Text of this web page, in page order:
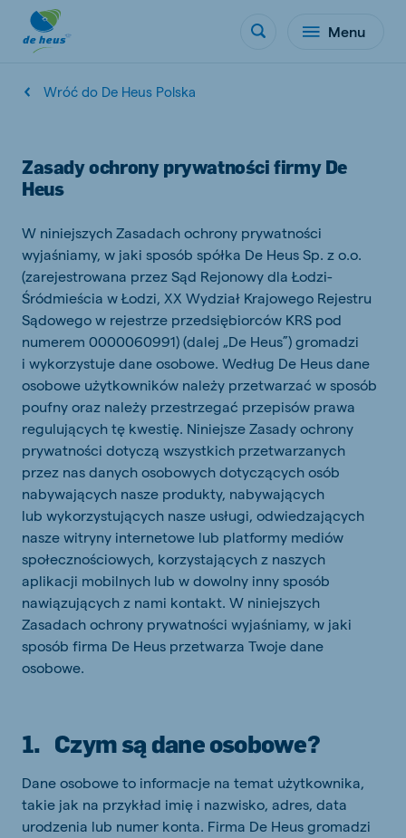
Menu
Wróć do De Heus Polska
Zasady ochrony prywatności firmy De
Heus
W niniejszych Zasadach ochrony prywatności
wyjaśniamy, w jaki sposób spółka De Heus Sp. z o.o.
(zarejestrowana przez Sąd Rejonowy dla Łodzi-
Śródmieścia w Łodzi, XX Wydział Krajowego Rejestru
Sądowego w rejestrze przedsiębiorców KRS pod
numerem 0000060991) (dalej „De Heus”) gromadzi
i wykorzystuje dane osobowe. Według De Heus dane
osobowe użytkowników należy przetwarzać w sposób
poufny oraz należy przestrzegać przepisów prawa
regulujących tę kwestię. Niniejsze Zasady ochrony
prywatności dotyczą wszystkich przetwarzanych
przez nas danych osobowych dotyczących osób
nabywających nasze produkty, nabywających
lub wykorzystujących nasze usługi, odwiedzających
nasze witryny internetowe lub platformy mediów
społecznościowych, korzystających z naszych
aplikacji mobilnych lub w dowolny inny sposób
nawiązujących z nami kontakt. W niniejszych
Zasadach ochrony prywatności wyjaśniamy, w jaki
sposób firma De Heus przetwarza Twoje dane
osobowe.
1. Czym są dane osobowe?
Dane osobowe to informacje na temat użytkownika,
takie jak na przykład imię i nazwisko, adres, data
urodzenia lub numer konta. Firma De Heus gromadzi